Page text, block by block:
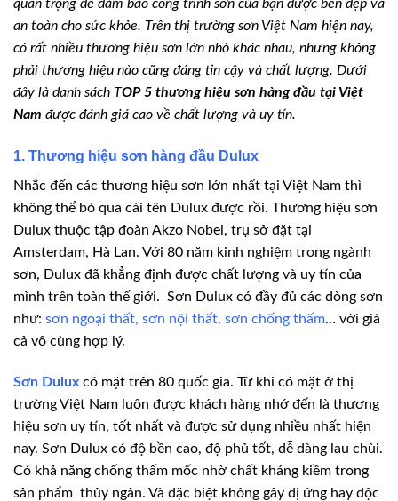
quan trọng để đảm bảo công trình sơn của bạn được bền đẹp và
an toàn cho sức khỏe. Trên thị trường sơn Việt Nam hiện nay,
có rất nhiều thương hiệu sơn lớn nhỏ khác nhau, nhưng không
phải thương hiệu nào cũng đáng tin cậy và chất lượng. Dưới
đây là danh sách TOP 5 thương hiệu sơn hàng đầu tại Việt
Nam được đánh giá cao về chất lượng và uy tín.
1. Thương hiệu sơn hàng đầu Dulux
Nhắc đến các thương hiệu sơn lớn nhất tại Việt Nam thì
không thể bỏ qua cái tên Dulux được rồi. Thương hiệu sơn
Dulux thuộc tập đoàn Akzo Nobel, trụ sở đặt tại
Amsterdam, Hà Lan. Với 80 năm kinh nghiệm trong ngành
sơn, Dulux đã khẳng định được chất lượng và uy tín của
mình trên toàn thế giới. Sơn Dulux có đầy đủ các dòng sơn
như: sơn ngoại thất, sơn nội thất, sơn chống thấm… với giá
cả vô cùng hợp lý.
Sơn Dulux có mặt trên 80 quốc gia. Từ khi có mặt ở thị
trường Việt Nam luôn được khách hàng nhớ đến là thương
hiệu sơn uy tín, tốt nhất và được sử dụng nhiều nhất hiện
nay. Sơn Dulux có độ bền cao, độ phủ tốt, dễ dàng lau chùi.
Có khả năng chống thấm mốc nhờ chất kháng kiềm trong
sản phẩm thủy ngân. Và đặc biệt không gây dị ứng hay độc